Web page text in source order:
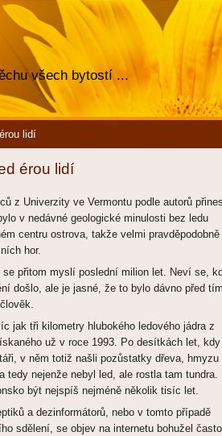
všech bytostí ...
lidí
érou lidí
z Univerzity ve Vermontu podle autorů
v nedávné geologické minulosti bez ledu
centru ostrova, takže velmi pravděpodobně
hor.
se přitom myslí poslední milion let. Neví se,
došlo, ale je jasné, že to bylo dávno před
jak tři kilometry hlubokého ledového jádra z
už v roce 1993. Po desítkách let, kdy
v něm totiž našli pozůstatky dřeva, hmyzu
tedy nejenže nebyl led, ale rostla tam tundra.
být nejspíš nejméně několik tisíc let.
a dezinformátorů, nebo v tomto případě
sdělení, se objev na internetu bohužel často